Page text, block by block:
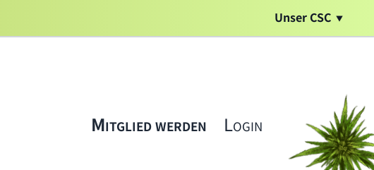
Unser CSC
Mitglied werden Login